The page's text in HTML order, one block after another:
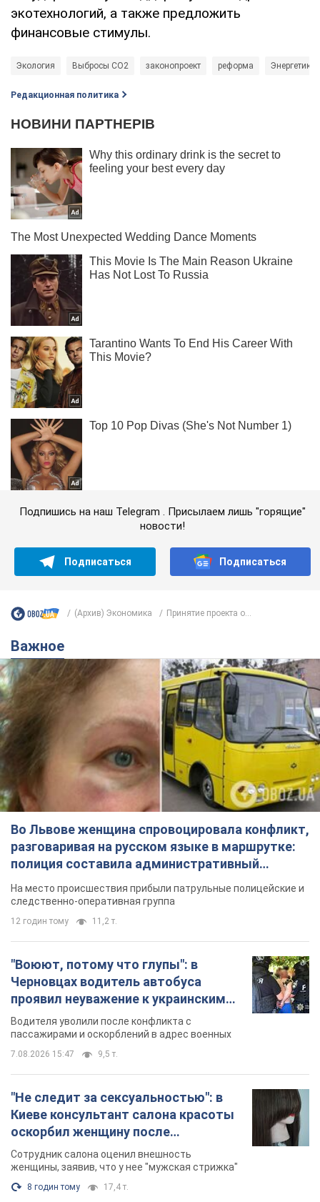
экотехнологий, а также предложить
финансовые стимулы.
Экология Выбросы СО2 законопроект реформа Энергетика
Редакционная политика
Подпишись на наш Telegram . Присылаем лишь "горящие"
новости!
Подписаться Подписаться
(Архив) Экономика Принятие проекта о...
Важное
Во Львове женщина спровоцировала конфликт,
разговаривая на русском языке в маршрутке:
полиция составила административный
протокол. Видео
На место происшествия прибыли патрульные полицейские и
следственно-оперативная группа
12 годин тому 11,2 т.
"Воюют, потому что глупы": в
Черновцах водитель автобуса
проявил неуважение к украинским
военным и поплатился за это.
Видео
Водителя уволили после конфликта с
пассажирами и оскорблений в адрес военных
7.08.2026 15:47 9,5 т.
"Не следит за сексуальностью": в
Киеве консультант салона красоты
оскорбил женщину после
химиотерапии, разгорелся скандал.
Фото
Сотрудник салона оценил внешность
женщины, заявив, что у нее "мужская стрижка"
8 годин тому 17,4 т.